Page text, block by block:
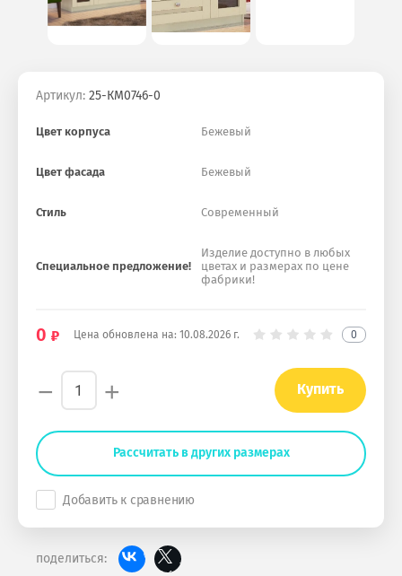
Артикул: 25-КМ0746-0
Цвет корпуса Бежевый
Цвет фасада Бежевый
Стиль Современный
Специальное предложение!
Изделие доступно в любых
цветах и размерах по цене
фабрики!
0 Цена обновлена на: 10.08.2026 г. 0
− + Купить
Рассчитать в других размерах
Добавить к сравнению
поделиться: